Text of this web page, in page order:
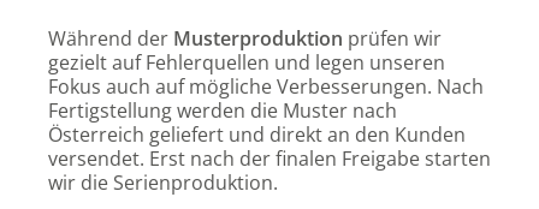
Während der Musterproduktion prüfen wir
gezielt auf Fehlerquellen und legen unseren
Fokus auch auf mögliche Verbesserungen. Nach
Fertigstellung werden die Muster nach
Österreich geliefert und direkt an den Kunden
versendet. Erst nach der finalen Freigabe starten
wir die Serienproduktion.